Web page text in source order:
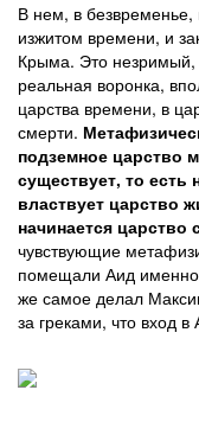
В нем, в
изжитом времени, и
Крыма. Это незримый,
реальная воронка,
царства времени, в
смерти.
подземное царство
существует, то есть
властвует царство
начинается царство
чувствующие
помещали Аид
же самое делал
за греками, что вход